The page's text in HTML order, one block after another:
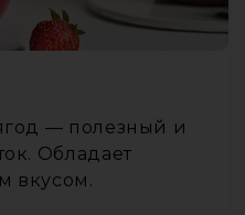
— полезный и
Обладает
вкусом.